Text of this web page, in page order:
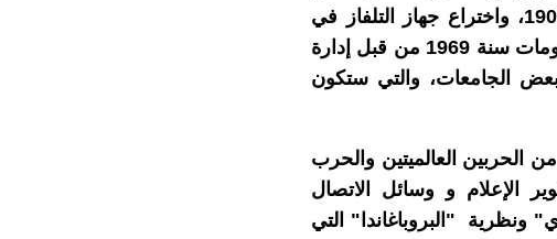
مع إصدار أول جريدة بأمريكا سنة 1690، ثم أول بث لصوت الراديو عام 1906، واختراع جهاز التلفاز في
1922… وفي النصف الثاني من القرن العشرين، بدأت فكرة إنشاء شبكة معلومات سنة 1969 من قبل إدارة
الجامعات، والتي ستكون
العالميتين والحرب
الإعلام و وسائل الاتصال
ونظرية "البروباغاندا" التي